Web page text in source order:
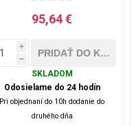
95,64 €
i
h
SKLADOM
Odosielame do 24 hodín
Pri objednaní do 10h dodanie do
druhého dňa